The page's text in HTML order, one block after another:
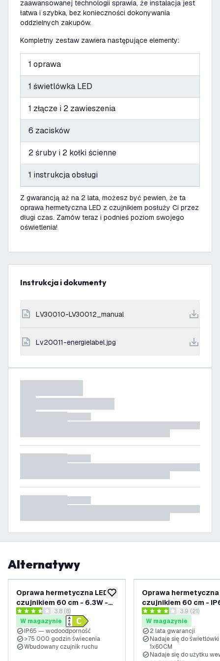
zaawansowanej technologii sprawia, że instalacja jest
łatwa i szybka, bez konieczności dokonywania
oddzielnych zakupów.
Kompletny zestaw zawiera następujące elementy:
1 oprawa
1 świetlówka LED
1 złącze i 2 zawieszenia
6 zacisków
2 śruby i 2 kołki ścienne
1 instrukcja obsługi
Z gwarancją aż na 2 lata, możesz być pewien, że ta
oprawa hermetyczna LED z czujnikiem posłuży Ci przez
długi czas. Zamów teraz i podnieś poziom swojego
oświetlenia!
Instrukcja i dokumenty
LV30010-LV30012_manual
lv20011-energielabel.jpg
Alternatywy
dodaj do listy życzeń
Oprawa hermetyczna LED z
czujnikiem 60 cm - 6.3W -
6500K - IP65 - 1x
Świetlówką LED
otwórz panel recenzji
3.8 Gwiazdki oceny
3.8 (8)
W magazynie
IP65 — wodoodporność
>75 000 godzin świecenia
Wbudowany czujnik ruchu
Oprawa hermetyczna
czujnikiem 60 cm -
otwórz
3.9 Gwiazdki oceny
3.9 (21)
W magazynie
2 lata gwarancji
Nadaje się do świetlówki
1x60CM
Nadaje się do użytku